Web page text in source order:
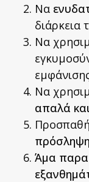
Να
διάρκεια
Να
Να
απαλά
Άμα